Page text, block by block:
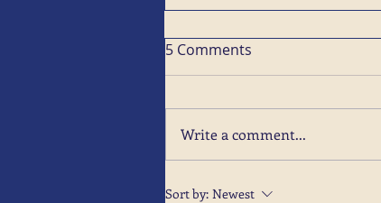
5 Comments
Write a comment...
Sort by: Newest